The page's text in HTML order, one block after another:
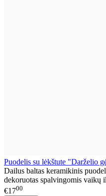
Puodelis su lėkštute "Darželio
Dailus baltas keramikinis
dekoruotas spalvingomis vaikų
€1700